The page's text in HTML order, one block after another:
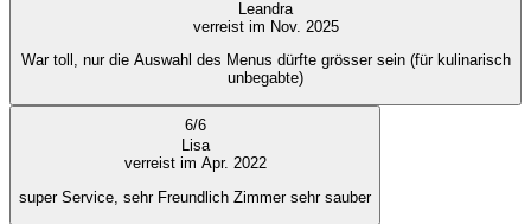
Leandra
verreist im Nov. 2025
War toll, nur die Auswahl des Menus dürfte grösser sein (für kulinarisch
unbegabte)
6/6
Lisa
verreist im Apr. 2022
super Service, sehr Freundlich Zimmer sehr sauber